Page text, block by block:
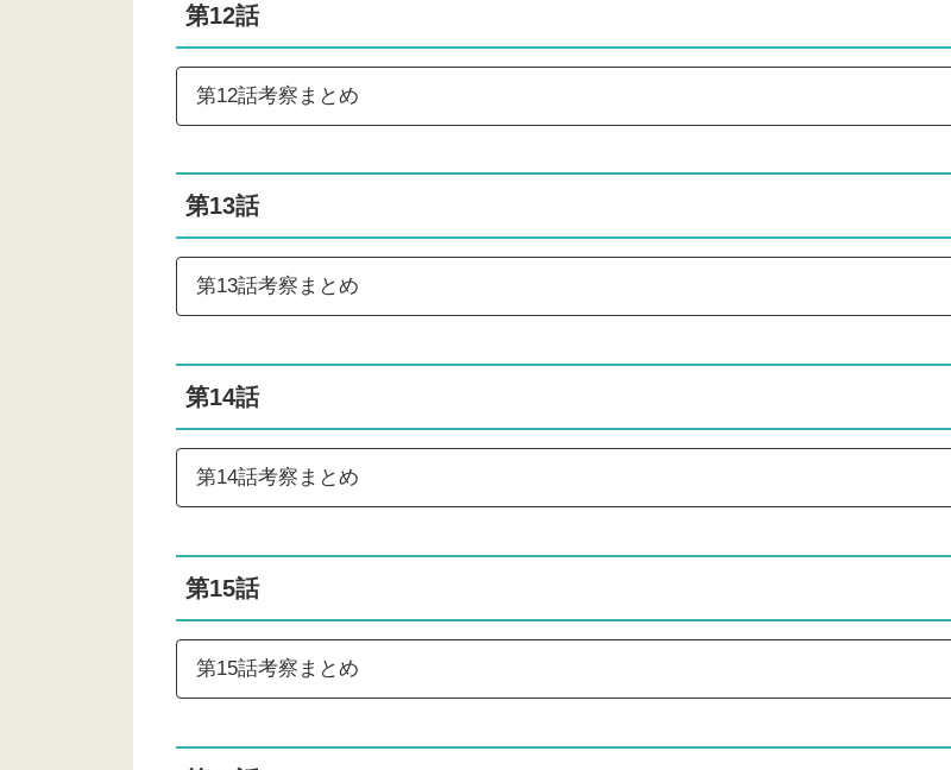
第12話
第12話考察まとめ
第13話
第13話考察まとめ
第14話
第14話考察まとめ
第15話
第15話考察まとめ